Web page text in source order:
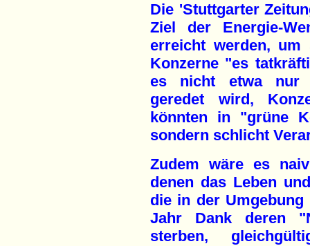
Die 'Stuttgarter
Ziel der Energie-
erreicht werden, um
Konzerne "es
es nicht etwa nur
geredet wird,
könnten in "grüne
sondern schlicht
Zudem wäre es
denen das Leben
die in der
Jahr Dank deren
sterben,